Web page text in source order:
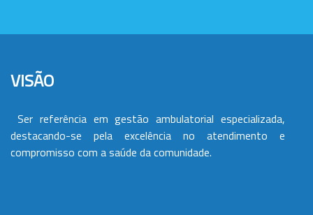
VISÃO
Ser referência em gestão ambulatorial especializada,
destacando-se pela excelência no atendimento e
compromisso com a saúde da comunidade.